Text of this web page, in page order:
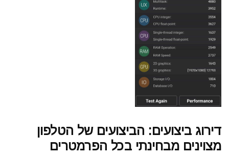
דירוג ביצועים: הביצועים של הטלפון
מצוינים מבחינתי בכל הפרמטרים